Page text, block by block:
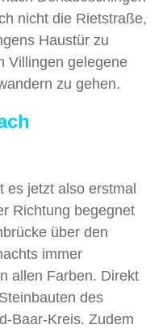
nicht die Rietstraße,
Haustür zu
Villingen gelegene
zu gehen.
es jetzt also erstmal
Richtung begegnet
über den
immer
allen Farben. Direkt
des
Baar-Kreis. Zudem